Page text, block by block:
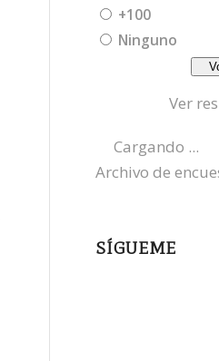
+100
Ninguno
Ver
Cargando ...
Archivo de
SÍGUEME